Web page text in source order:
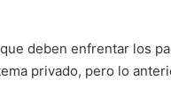
deben enfrentar los
privado, pero lo